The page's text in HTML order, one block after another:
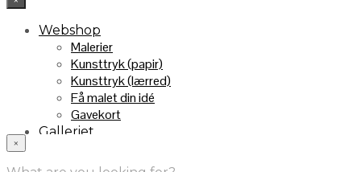
Webshop
Malerier
Kunsttryk (papir)
Kunsttryk (lærred)
Få malet din idé
Gavekort
Galleriet
Handelsebetingelser
×